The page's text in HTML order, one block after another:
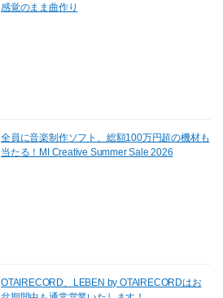
感覚のまま曲作り
全員に音楽制作ソフト、総額100万円超の機材も
当たる！MI Creative Summer Sale 2026
OTAIRECORD、LEBEN by OTAIRECORDはお